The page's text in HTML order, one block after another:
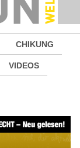
CHIKUNG
VIDEOS